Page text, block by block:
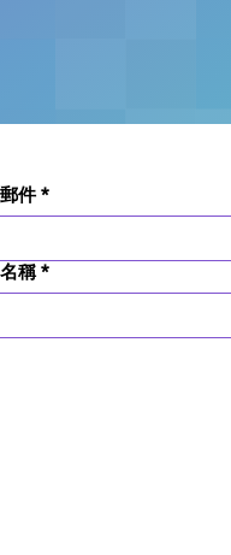
件 *
稱 *